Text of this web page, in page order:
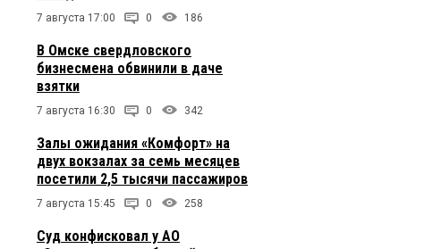
7 августа 17:00 0 186
В Омске свердловского
бизнесмена обвинили в даче
взятки
7 августа 16:30 0 342
Залы ожидания «Комфорт» на
двух вокзалах за семь месяцев
посетили 2,5 тысячи пассажиров
7 августа 15:45 0 258
Суд конфисковал у АО